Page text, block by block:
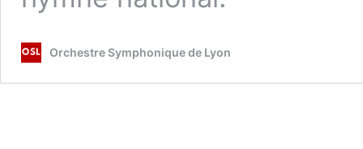
Orchestre Symphonique de Lyon